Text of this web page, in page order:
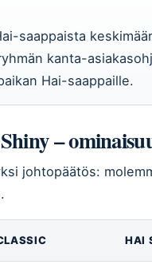
saappaista
kanta-
Hai-saappaille.
–
johtopäätös:
HAI